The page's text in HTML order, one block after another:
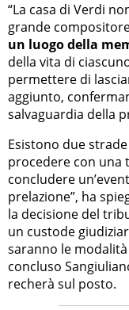
“La casa di Verdi
grande
un luogo della
della vita di
permettere di
aggiunto,
salvaguardia della
Esistono due
procedere con una
concludere
prelazione”, ha
la decisione del
un custode
saranno le
concluso
recherà sul posto.